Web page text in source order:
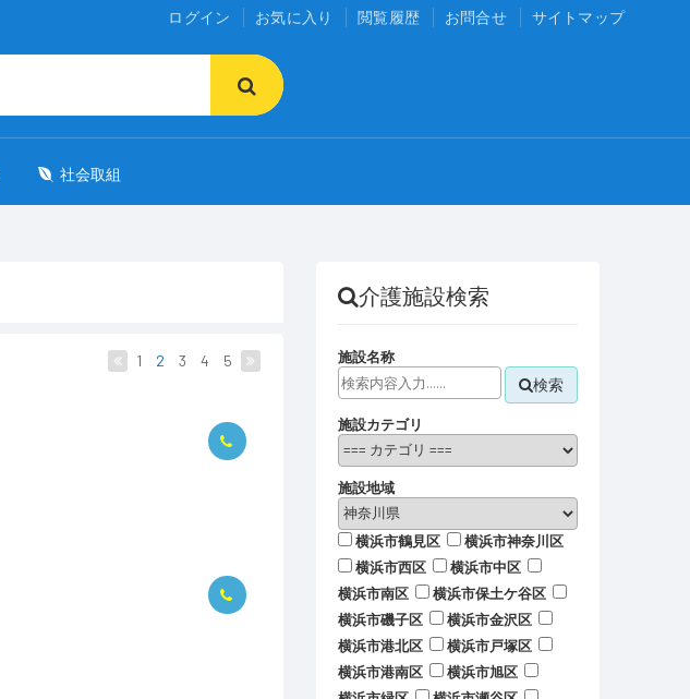
ログイン お気に入り 閲覧履歴 お問合せ サイトマップ
社会取組
1 2 3 4 5
介護施設検索
施設名称
検索
施設カテゴリ
施設地域
横浜市鶴見区
横浜市神奈川区
横浜市西区
横浜市中区
横浜市南区
横浜市保土ケ谷区
横浜市磯子区
横浜市金沢区
横浜市港北区
横浜市戸塚区
横浜市港南区
横浜市旭区